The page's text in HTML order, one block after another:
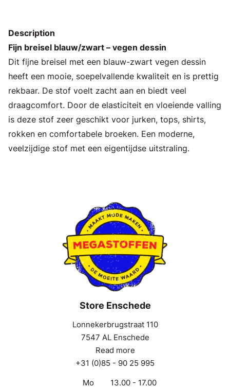
Description
Fijn breisel blauw/zwart – vegen dessin
Dit fijne breisel met een blauw-zwart vegen dessin
heeft een mooie, soepelvallende kwaliteit en is prettig
rekbaar. De stof voelt zacht aan en biedt veel
draagcomfort. Door de elasticiteit en vloeiende valling
is deze stof zeer geschikt voor jurken, tops, shirts,
rokken en comfortabele broeken. Een moderne,
veelzijdige stof met een eigentijdse uitstraling.
Store Enschede
Lonnekerbrugstraat 110
7547 AL Enschede
Read more
+31 (0)85 - 90 25 995
Mo
13.00 - 17.00